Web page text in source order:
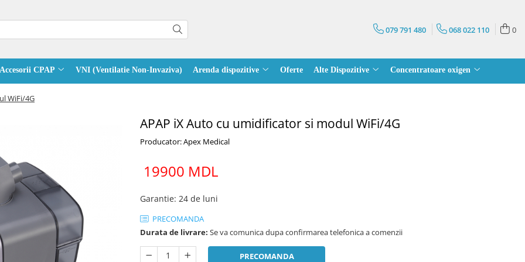
079 791 480 068 022 110 0
Accesorii CPAP VNI (Ventilatie Non-Invaziva) Arenda dispozitive Oferte Alte Dispozitive Concentratoare oxigen
WiFi/4G
APAP iX Auto cu umidificator si modul WiFi/4G
Producator: Apex Medical
19900 MDL
Garantie: 24 de luni
PRECOMANDA
Durata de livrare: Se va comunica dupa confirmarea telefonica a comenzii
PRECOMANDA